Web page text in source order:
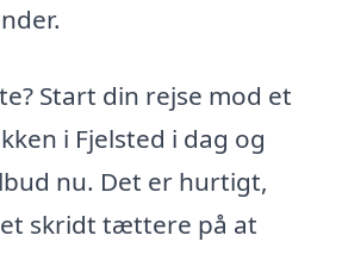
Start din rejse mod et
i Fjelsted i dag og
nu. Det er hurtigt,
skridt tættere på at